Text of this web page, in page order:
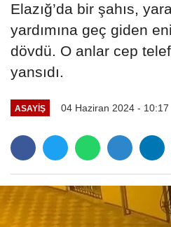
Elazığ’da bir şahıs,
yardımına geç giden
dövdü. O anlar cep
yansıdı.
ASAYİŞ 04 Haziran 2024 - 10:17